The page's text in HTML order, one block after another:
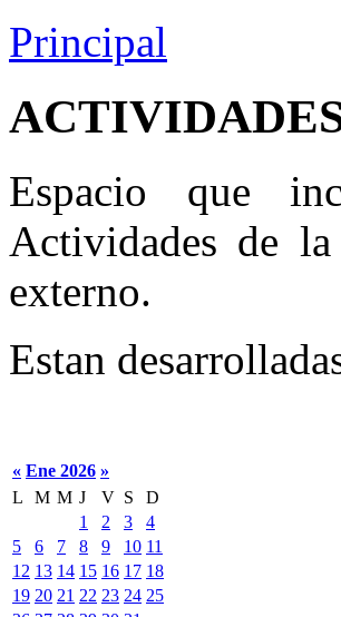
Principal
Espacio que
Actividades de
externo.
Estan
« Ene 2026 »
L
M M J V S
D
1
2 3
4
5
6 7 8 9 10 11
12 13 14 15 16 17 18
19 20 21 22 23 24 25